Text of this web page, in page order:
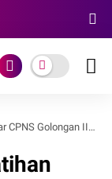
III Angkatan II–V Tahun 2025